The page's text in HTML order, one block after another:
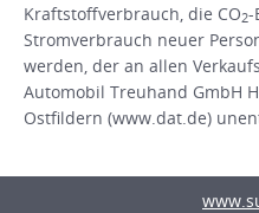
Kraftstoffverbrauch, die CO2-
Stromverbrauch neuer
werden, der an allen
Automobil Treuhand GmbH
Ostfildern (www.dat.de)